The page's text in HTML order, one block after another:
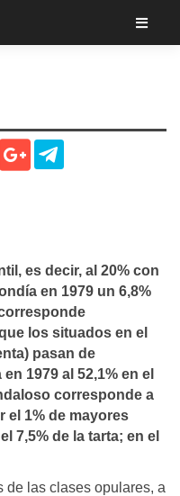
es decir, al 20% con
en 1979 un 6,8%
los situados en el
pasan de
1979 al 52,1% en el
corresponde a
el 1% de mayores
7,5% de la tarta; en el
de las clases opulares, a